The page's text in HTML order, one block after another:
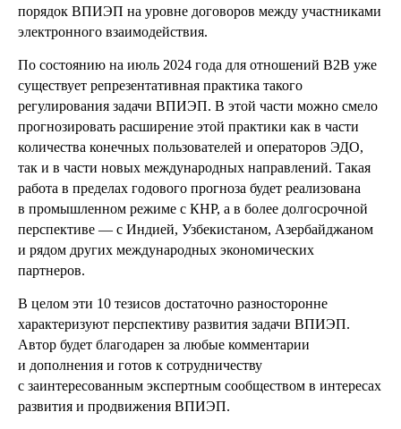
порядок ВПИЭП на уровне договоров между участниками
электронного взаимодействия.
По состоянию на июль 2024 года для отношений B2B уже
существует репрезентативная практика такого
регулирования задачи ВПИЭП. В этой части можно смело
прогнозировать расширение этой практики как в части
количества конечных пользователей и операторов ЭДО,
так и в части новых международных направлений. Такая
работа в пределах годового прогноза будет реализована
в промышленном режиме с КНР, а в более долгосрочной
перспективе — с Индией, Узбекистаном, Азербайджаном
и рядом других международных экономических
партнеров.
В целом эти 10 тезисов достаточно разносторонне
характеризуют перспективу развития задачи ВПИЭП.
Автор будет благодарен за любые комментарии
и дополнения и готов к сотрудничеству
с заинтересованным экспертным сообществом в интересах
развития и продвижения ВПИЭП.